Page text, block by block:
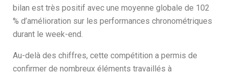
bilan est très positif avec une moyenne globale de 102
% d’amélioration sur les performances chronométriques
durant le week-end.
Au-delà des chiffres, cette compétition a permis de
confirmer de nombreux éléments travaillés à